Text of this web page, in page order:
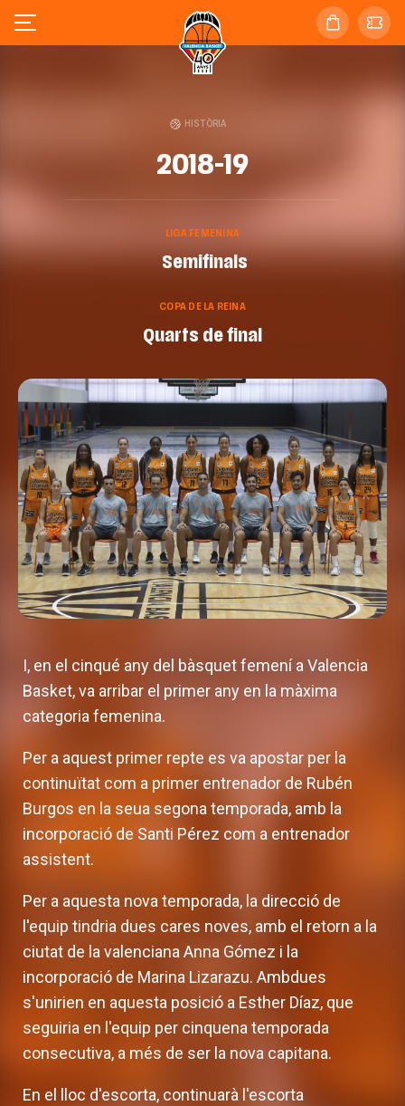
HISTÒRIA
2018-19
LIGA FEMENINA
Semifinals
COPA DE LA REINA
Quarts de final
I, en el cinqué any del bàsquet femení a Valencia
Basket, va arribar el primer any en la màxima
categoria femenina.
Per a aquest primer repte es va apostar per la
continuïtat com a primer entrenador de Rubén
Burgos en la seua segona temporada, amb la
incorporació de Santi Pérez com a entrenador
assistent.
Per a aquesta nova temporada, la direcció de
l'equip tindria dues cares noves, amb el retorn a la
ciutat de la valenciana Anna Gómez i la
incorporació de Marina Lizarazu. Ambdues
s'unirien en aquesta posició a Esther Díaz, que
seguiria en l'equip per cinquena temporada
consecutiva, a més de ser la nova capitana.
En el lloc d'escorta, continuarà l'escorta